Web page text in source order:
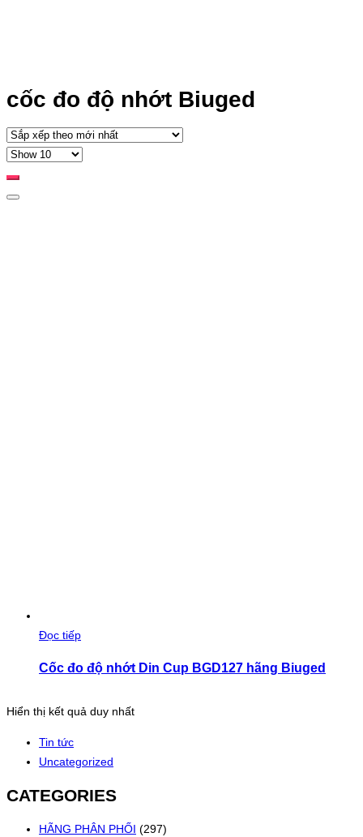
cốc đo độ nhớt Biuged
Đọc tiếp
Cốc đo độ nhớt Din Cup BGD127 hãng Biuged
Hiển thị kết quả duy nhất
Tin tức
Uncategorized
CATEGORIES
HÃNG PHÂN PHỐI (297)